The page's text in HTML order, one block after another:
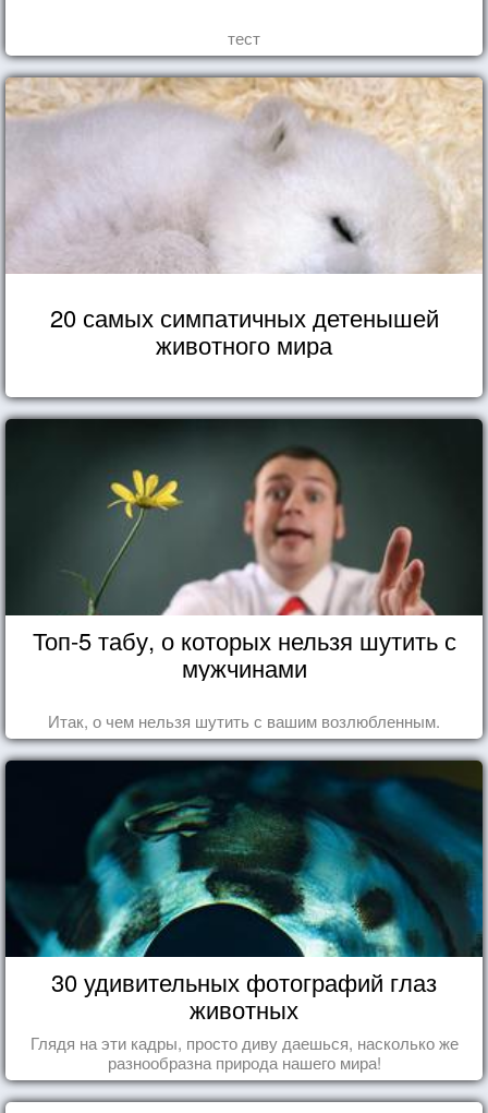
тест
20 самых симпатичных детенышей
животного мира
Топ-5 табу, о которых нельзя шутить с
мужчинами
Итак, о чем нельзя шутить с вашим возлюбленным.
30 удивительных фотографий глаз
животных
Глядя на эти кадры, просто диву даешься, насколько же
разнообразна природа нашего мира!